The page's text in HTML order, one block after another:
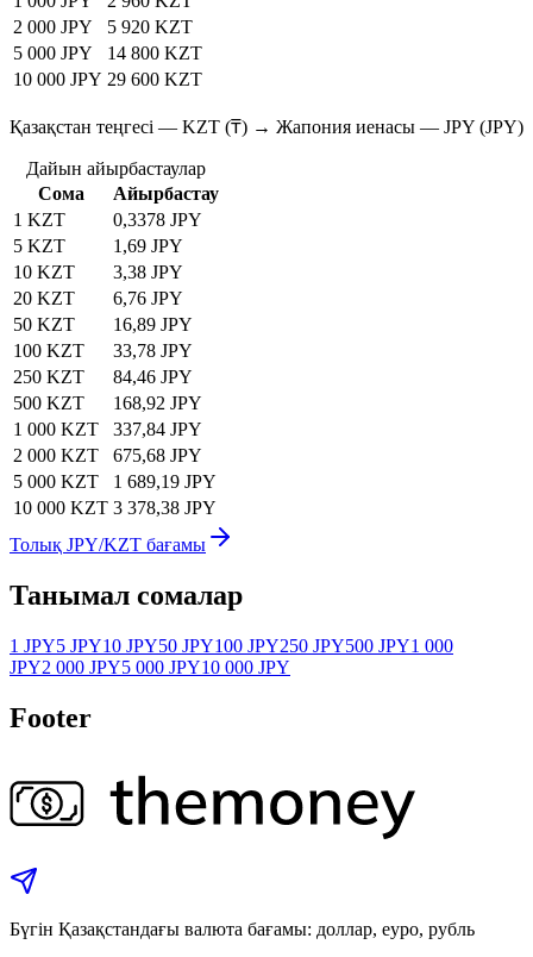
2 000 JPY
5 920 KZT
5 000 JPY
14 800 KZT
10 000 JPY 29 600 KZT
Қазақстан теңгесі — KZT (₸) → Жапония иенасы — JPY (JPY)
Дайын айырбастаулар
Сома
Айырбастау
1 KZT
0,3378 JPY
5 KZT
1,69 JPY
10 KZT
3,38 JPY
20 KZT
6,76 JPY
50 KZT
16,89 JPY
100 KZT
33,78 JPY
250 KZT
84,46 JPY
500 KZT
168,92 JPY
1 000 KZT
337,84 JPY
2 000 KZT
675,68 JPY
5 000 KZT
1 689,19 JPY
10 000 KZT 3 378,38 JPY
Толық JPY/KZT бағамы
Танымал сомалар
1 JPY5 JPY10 JPY50 JPY100 JPY250 JPY500 JPY1 000
JPY2 000 JPY5 000 JPY10 000 JPY
Footer
Бүгін Қазақстандағы валюта бағамы: доллар, еуро, рубль